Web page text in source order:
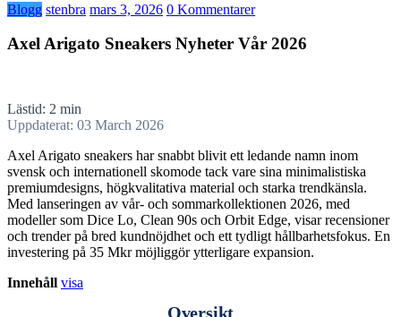
Blogg stenbra mars 3, 2026 0 Kommentarer
Axel Arigato Sneakers Nyheter Vår 2026
Lästid: 2 min
Uppdaterat: 03 March 2026
Axel Arigato sneakers har snabbt blivit ett ledande namn inom
svensk och internationell skomode tack vare sina minimalistiska
premiumdesigns, högkvalitativa material och starka trendkänsla.
Med lanseringen av vår- och sommarkollektionen 2026, med
modeller som Dice Lo, Clean 90s och Orbit Edge, visar recensioner
och trender på bred kundnöjdhet och ett tydligt hållbarhetsfokus. En
investering på 35 Mkr möjliggör ytterligare expansion.
Innehåll visa
Oversikt